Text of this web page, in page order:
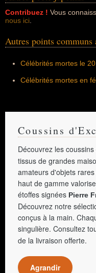
Contribuez ! Vous
nous ici
Autres points communs
Célébrités mortes le
Célébrités mortes en
Coussins
Découvrez les
tissus de grandes
amateurs d'objets
haut de gamme
étoffes signées Pierre
Découvrez notre
conçus à la main.
singulière. Consultez
de la livraison offerte.
Agrandir